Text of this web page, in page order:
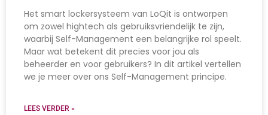
Het smart lockersysteem van LoQit is ontworpen
om zowel hightech als gebruiksvriendelijk te zijn,
waarbij Self-Management een belangrijke rol speelt.
Maar wat betekent dit precies voor jou als
beheerder en voor gebruikers? In dit artikel vertellen
we je meer over ons Self-Management principe.
LEES VERDER »